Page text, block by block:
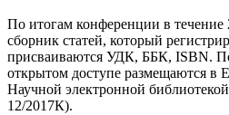
По итогам конференции в течение
сборник статей, который
присваиваются УДК, ББК, ISBN.
открытом доступе размещаются в
Научной электронной
12/2017К).